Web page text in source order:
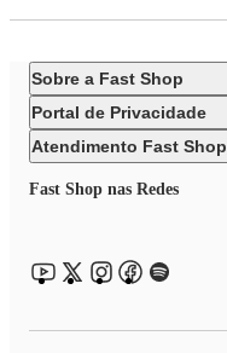
Sobre a Fast Shop
Portal de Privacidade
Atendimento Fast Shop
Fast Shop nas Redes